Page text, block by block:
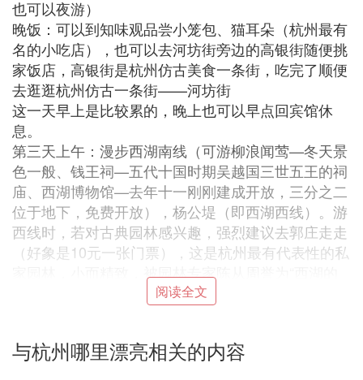
也可以夜游）
晚饭：可以到知味观品尝小笼包、猫耳朵（杭州最有
名的小吃店），也可以去河坊街旁边的高银街随便挑
家饭店，高银街是杭州仿古美食一条街，吃完了顺便
去逛逛杭州仿古一条街——河坊街
这一天早上是比较累的，晚上也可以早点回宾馆休
息。
第三天上午：漫步西湖南线（可游柳浪闻莺—冬天景
色一般、钱王祠—五代十国时期吴越国三世五王的祠
庙、西湖博物馆—去年十一刚刚建成开放，三分之二
位于地下，免费开放），杨公堤（即西湖西线）。游
西线时，若对古典园林感兴趣，强烈建议去郭庄走走
（好象是10元一张门票），这是杭州最有代表性的私
家园林，小而精致，被园林专家陈从周誉为“西湖的
背影”。现在这个时节，腊梅应该开了，一定非常漂
亮。有一年年初二，我带一队香港人游郭庄，正值鹅
太漂亮了，这一场景至今记忆犹新。如果对名人故居
阅读全文
与杭州哪里漂亮相关的内容